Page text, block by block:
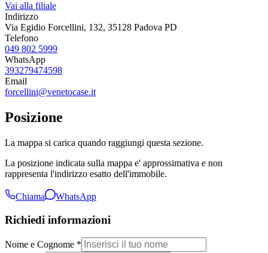
Vai alla filiale
Indirizzo
Via Egidio Forcellini, 132, 35128 Padova PD
Telefono
049 802 5999
WhatsApp
393279474598
Email
forcellini@venetocase.it
Posizione
La mappa si carica quando raggiungi questa sezione.
La posizione indicata sulla mappa e' approssimativa e non
rappresenta l'indirizzo esatto dell'immobile.
Chiama WhatsApp
Richiedi informazioni
Nome e Cognome *